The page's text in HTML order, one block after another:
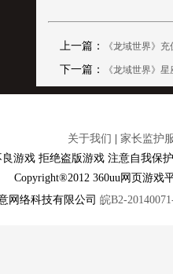
上一篇： 《龙域世界》
下一篇： 《龙域世界》
关于我们
家长监护
游戏 拒绝盗版游戏 注意自我保
Copyright®2012 360uu网页游
网络科技有限公司 皖B2-